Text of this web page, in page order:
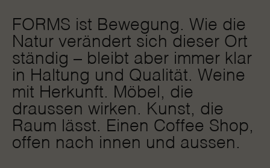
FORMS ist Bewegung. Wie die
Natur verändert sich dieser Ort
ständig – bleibt aber immer klar
in Haltung und Qualität. Weine
mit Herkunft. Möbel, die
draussen wirken. Kunst, die
Raum lässt. Einen Coffee Shop,
offen nach innen und aussen.